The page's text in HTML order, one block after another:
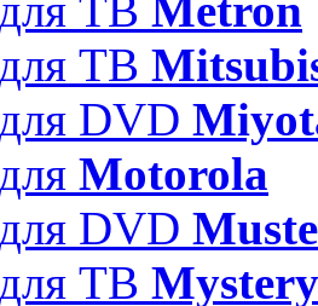
TB
DVD
Motorola
DVD
ТВ Mystery